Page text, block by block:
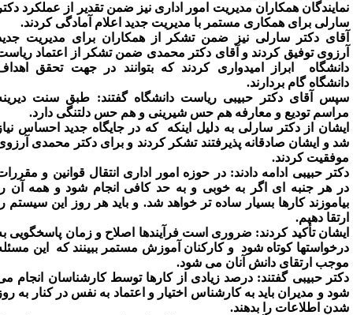
همکاران مدیریت امور اداری نیز ضمن تقدیر از عملکرد دکتر
برای همکاری مستمر با مدیریت جدید اعلام آمادگی کردند.
دکتر سارلی نیز ضمن تشکر از همکاران برای مدیریت جدید
توفیق کردند و آقای دکتر محمدی ضمن تشکر از اعتماد ریاست
ابراز امیدواری کردند که بتوانند در جهت تحقق اهداف
گام بردارند.
آقای دکتر حبیبی ریاست دانشگاه گفتند: طبق سنت دیرینه
تودیع و معارفه هم حس شیرینی و هم حس دلتنگی دارد.
از دکتر سارلی به دلیل اینکه که در جایگاه جدید احساس نیاز
و ایشان صادقانه پذیرفتند تشکر کردند و برای دکتر محمدی آرزوی
کردند.
حبیبی ادامه دادند: در حوزه امور اداری انتقال قوانین و مقررات
هر جنبه ای اگر به خوبی و به حد کافی انجام شود و همه آن را
کارها بسیار ساده تر خواهد شد. و باید هر روز این سیستم را
دهیم.
تأکید کردند: ضروری است فرآیندها اصلاح و زمان پاسخگویی به
کوتاه شود و کارکنان آموزش مستمر ببینند که این مسئله
ارتقای دانش آنان می شود.
حبیبی گفتند: درصد زیادی از کارها توسط کارشناسان انجام می
و مدیران باید به کارشناس اختیار و اعتماد به نفس در کنار به روز
اطلاعات را بدهند.